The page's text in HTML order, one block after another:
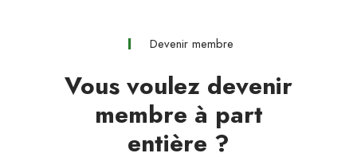
Devenir membre
Vous voulez devenir
membre à part
entière ?